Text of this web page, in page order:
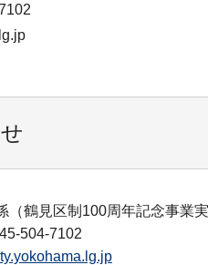
鶴見区制100周年記念事業実
504-7102